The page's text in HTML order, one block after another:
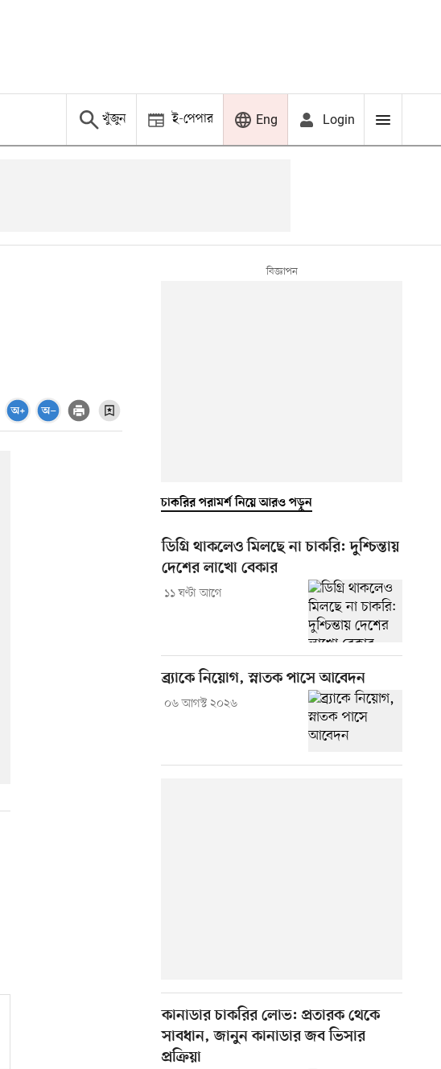
খুঁজুন ই-পেপার Eng Login
চাকরির পরামর্শ নিয়ে আরও পড়ুন
ডিগ্রি থাকলেও মিলছে না চাকরি: দুশ্চিন্তায়
দেশের লাখো বেকার
১১ ঘণ্টা আগে
ব্র্যাকে নিয়োগ, স্নাতক পাসে আবেদন
০৬ আগস্ট ২০২৬
কানাডার চাকরির লোভ: প্রতারক থেকে
সাবধান, জানুন কানাডার জব ভিসার
প্রক্রিয়া